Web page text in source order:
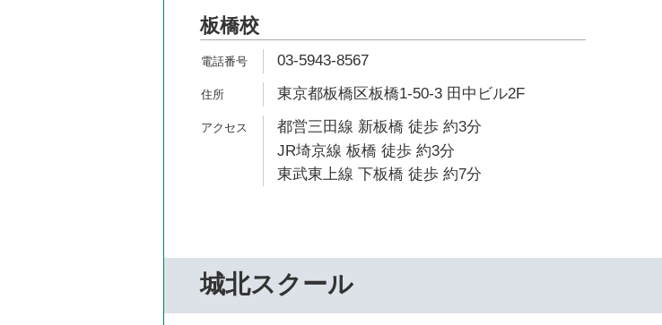
板橋校
03-5943-8567
東京都板橋区板橋1-50-3 田中ビル2F
都営三田線 新板橋 徒歩 約3分
JR埼京線 板橋 徒歩 約3分
東武東上線 下板橋 徒歩 約7分
城北スクール